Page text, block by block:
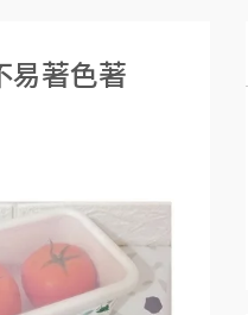
易著色著